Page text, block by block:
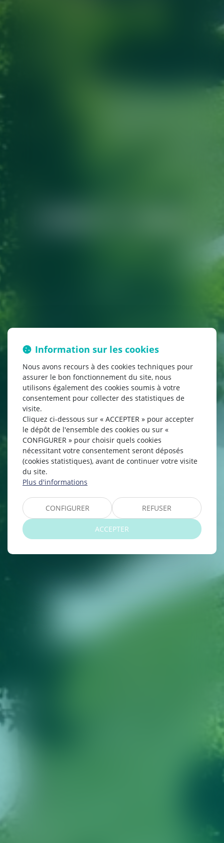
Information sur les cookies
Nous avons recours à des cookies techniques pour
assurer le bon fonctionnement du site, nous
utilisons également des cookies soumis à votre
consentement pour collecter des statistiques de
visite.
Cliquez ci-dessous sur « ACCEPTER » pour accepter
le dépôt de l'ensemble des cookies ou sur «
CONFIGURER » pour choisir quels cookies
nécessitant votre consentement seront déposés
(cookies statistiques), avant de continuer votre visite
du site.
Plus d'informations
CONFIGURER REFUSER
ACCEPTER